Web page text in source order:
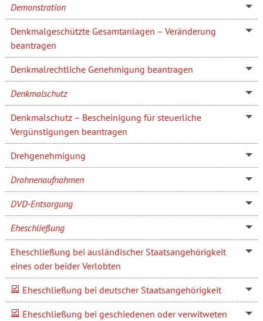
Demonstration
Denkmalgeschützte Gesamtanlagen – Veränderung
beantragen
Denkmalrechtliche Genehmigung beantragen
Denkmalschutz
Denkmalschutz – Bescheinigung für steuerliche
Vergünstigungen beantragen
Drehgenehmigung
Drohnenaufnahmen
DVD-Entsorgung
Eheschließung
Eheschließung bei ausländischer Staatsangehörigkeit
eines oder beider Verlobten
Eheschließung bei deutscher Staatsangehörigkeit
Eheschließung bei geschiedenen oder verwitweten